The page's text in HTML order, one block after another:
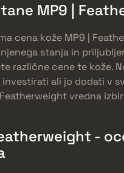
MP9 |
cena kože MP9 |
stanja in
različne cene te kože.
ali jo dodati v
vredna
-